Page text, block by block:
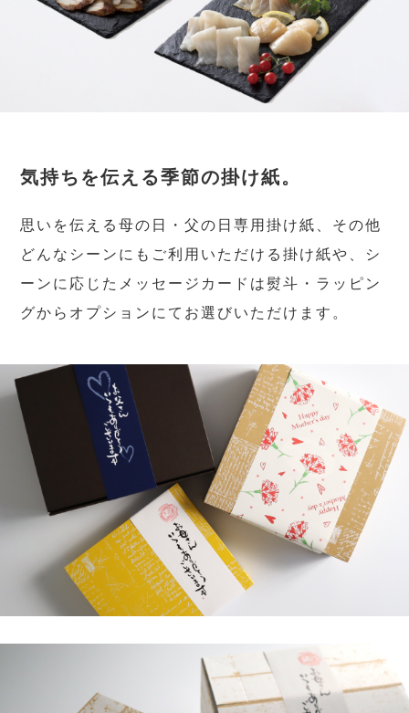
気持ちを伝える季節の掛け紙。
思いを伝える母の日・父の日専用掛け紙、その他
どんなシーンにもご利用いただける掛け紙や、シ
ーンに応じたメッセージカードは熨斗・ラッピン
グからオプションにてお選びいただけます。